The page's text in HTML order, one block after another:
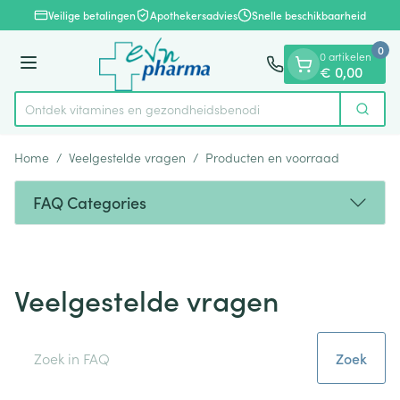
Ga naar de inhoud
1 van 1Veilige betalingen Apothekersadvies Snelle beschikbaarheid
Menu
Product, merk, categorie...
Ontdek vitamines en gezondheidsbenodigdh Zoek
0 artikelen
€ 0,00
0
Home / Veelgestelde vragen / Producten en voorraad
FAQ Categories
Veelgestelde vragen
Zoek